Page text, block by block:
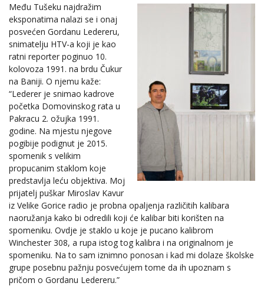
Među Tušeku najdražim
eksponatima nalazi se i onaj
posvećen Gordanu Ledereru,
snimatelju HTV-a koji je kao
ratni reporter poginuo 10.
kolovoza 1991. na brdu Čukur
na Baniji. O njemu kaže:
“Lederer je snimao kadrove
početka Domovinskog rata u
Pakracu 2. ožujka 1991.
godine. Na mjestu njegove
pogibije podignut je 2015.
spomenik s velikim
propucanim staklom koje
predstavlja leću objektiva. Moj
prijatelj puškar Miroslav Kavur
iz Velike Gorice radio je probna opaljenja različitih kalibara
naoružanja kako bi odredili koji će kalibar biti korišten na
spomeniku. Ovdje je staklo u koje je pucano kalibrom
Winchester 308, a rupa istog tog kalibra i na originalnom je
spomeniku. Na to sam iznimno ponosan i kad mi dolaze školske
grupe posebnu pažnju posvećujem tome da ih upoznam s
pričom o Gordanu Ledereru.”